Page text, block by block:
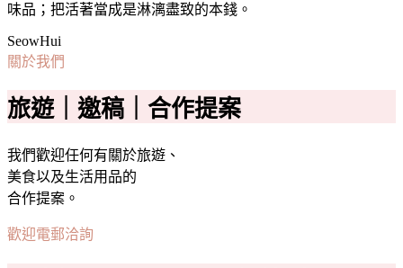
味品；把活著當成是淋漓盡致的本錢。
SeowHui
關於我們
旅遊｜邀稿｜合作提案
我們歡迎任何有關於旅遊、
美食以及生活用品的
合作提案。
歡迎電郵洽詢